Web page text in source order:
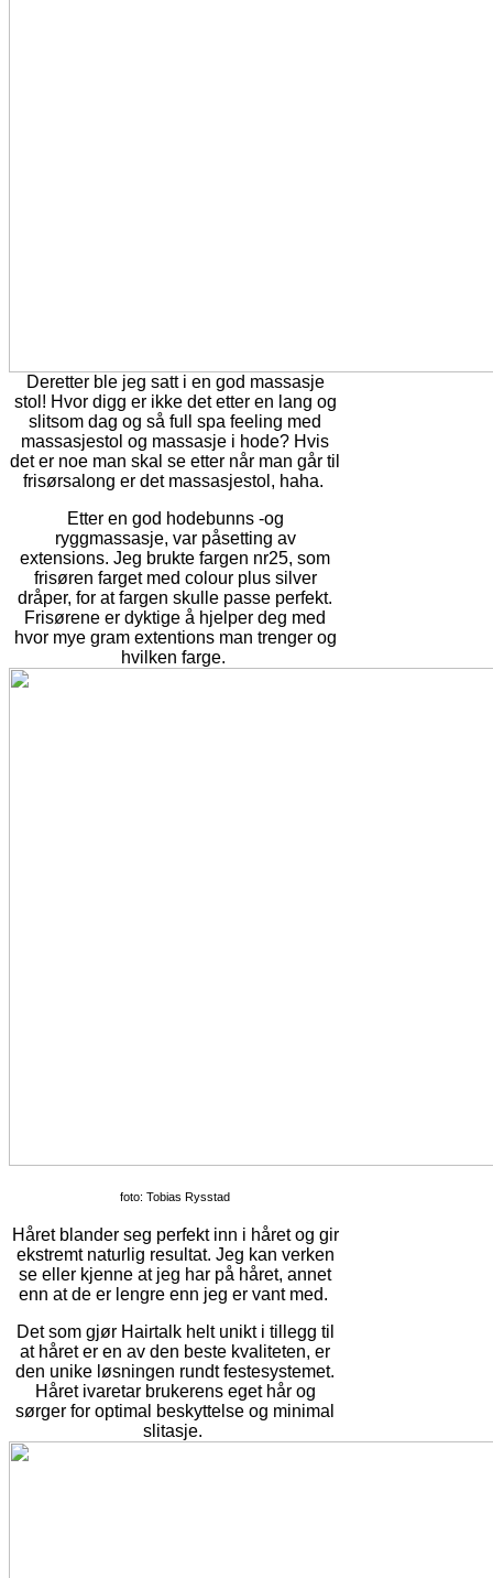
Deretter ble jeg satt i en god massasje
stol! Hvor digg er ikke det etter en lang og
slitsom dag og så full spa feeling med
massasjestol og massasje i hode? Hvis
det er noe man skal se etter når man går til
frisørsalong er det massasjestol, haha.
Etter en god hodebunns -og
ryggmassasje, var påsetting av
extensions. Jeg brukte fargen nr25, som
frisøren farget med colour plus silver
dråper, for at fargen skulle passe perfekt.
Frisørene er dyktige å hjelper deg med
hvor mye gram extentions man trenger og
hvilken farge.
foto: Tobias Rysstad
Håret blander seg perfekt inn i håret og gir
ekstremt naturlig resultat. Jeg kan verken
se eller kjenne at jeg har på håret, annet
enn at de er lengre enn jeg er vantmed.
Det som gjør Hairtalk helt unikt i tillegg til
at håret er en av den beste kvaliteten, er
den unike løsningen rundt festesystemet.
Håret ivaretar brukerens eget hår og
sørger for optimal beskyttelse og minimal
slitasje.